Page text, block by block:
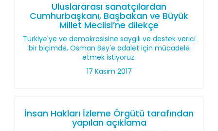
Uluslararası sanatçılardan
Cumhurbaşkanı, Başbakan ve Büyük
Millet Meclisi’ne dilekçe
Türkiye'ye ve demokrasisine saygılı ve destek verici
bir biçimde, Osman Bey'e adalet için mücadele
etmek istiyoruz.
17 Kasım 2017
İnsan Hakları İzleme Örgütü tarafından
yapılan açıklama